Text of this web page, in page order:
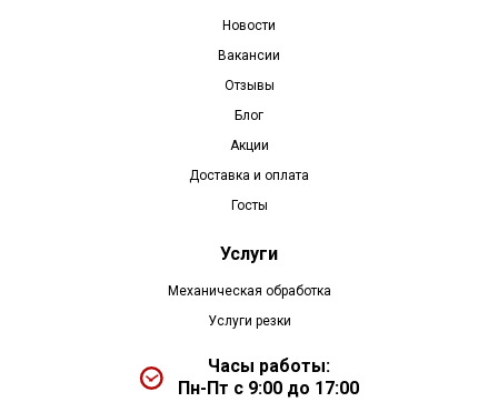
Новости
Вакансии
Отзывы
Блог
Акции
Доставка и оплата
Госты
Услуги
Механическая обработка
Услуги резки
Часы работы:
Пн-Пт с 9:00 до 17:00